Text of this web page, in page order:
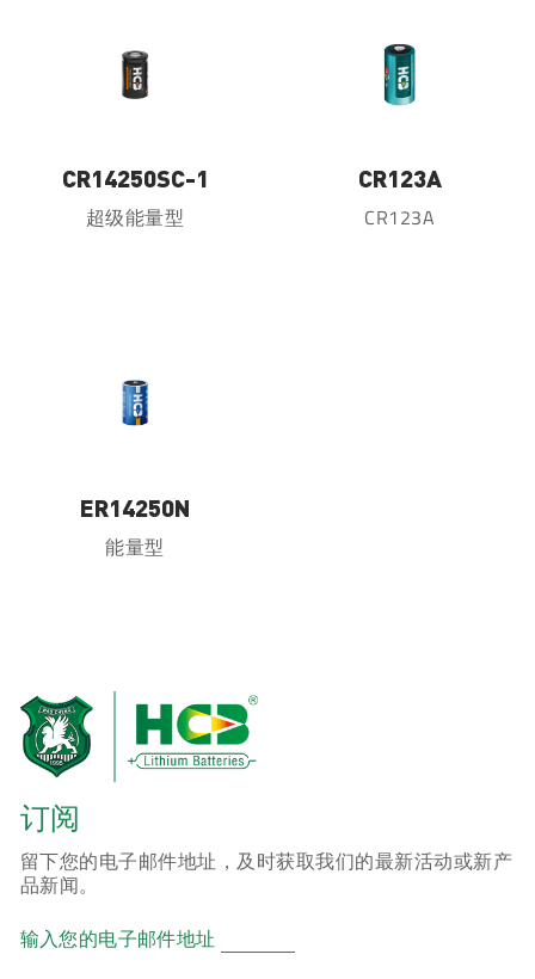
CR14250SC-1
超级能量型
CR123A
CR123A
ER14250N
能量型
订阅
留下您的电子邮件地址，及时获取我们的最新活动或新产
品新闻。
输入您的电子邮件地址